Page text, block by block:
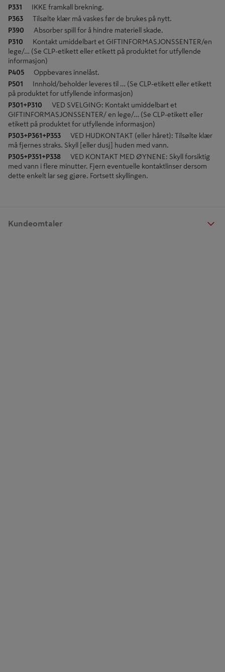
P331
IKKE framkall brekning.
P363
Tilsølte klær må vaskes før de brukes på nytt.
P390
Absorber spill for å hindre materiell skade.
P310
Kontakt umiddelbart et GIFTINFORMASJONSSENTER/en
lege/… (Se CLP-etikett eller etikett på produktet for utfyllende
informasjon)
P405
Oppbevares innelåst.
P501
Innhold/beholder leveres til … (Se CLP-etikett eller etikett
på produktet for utfyllende informasjon)
P301+P310
VED SVELGING: Kontakt umiddelbart et
GIFTINFORMASJONSSENTER/ en lege/… (Se CLP-etikett eller
etikett på produktet for utfyllende informasjon)
P303+P361+P353
VED HUDKONTAKT (eller håret): Tilsølte klær
må fjernes straks. Skyll [eller dusj] huden med vann.
P305+P351+P338
VED KONTAKT MED ØYNENE: Skyll forsiktig
med vann i flere minutter. Fjern eventuelle kontaktlinser dersom
dette enkelt lar seg gjøre. Fortsett skyllingen.
Kundeomtaler